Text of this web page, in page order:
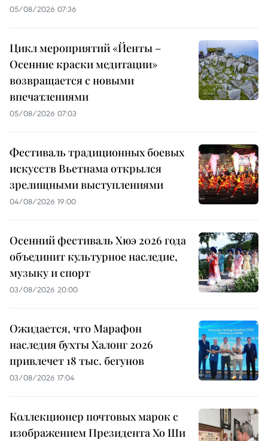
05/08/2026 07:36
Цикл мероприятий «Йенты –
Осенние краски медитации»
возвращается с новыми
впечатлениями
05/08/2026 07:03
Фестиваль традиционных боевых
искусств Вьетнама открылся
зрелищными выступлениями
04/08/2026 19:00
Осенний фестиваль Хюэ 2026 года
объединит культурное наследие,
музыку и спорт
03/08/2026 20:00
Ожидается, что Марафон
наследия бухты Халонг 2026
привлечет 18 тыс. бегунов
03/08/2026 17:04
Коллекционер почтовых марок с
изображением Президента Хо Ши